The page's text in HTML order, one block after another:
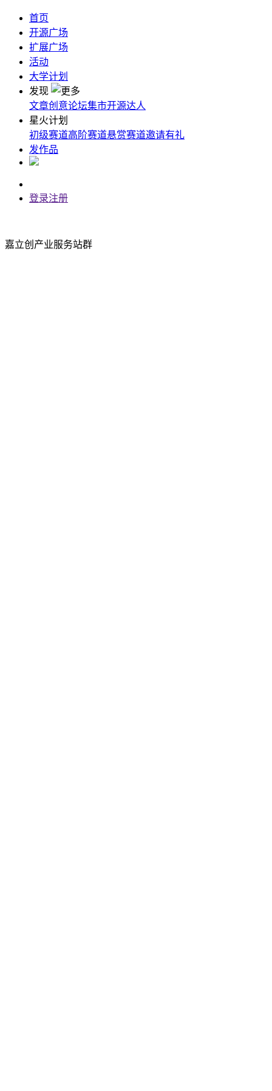
首页
开源广场
扩展广场
活动
大学计划
发现
文章创意论坛集市开源达人
星火计划
初级赛道高阶赛道悬赏赛道邀请有礼
发作品
登录注册
嘉立创产业服务站群